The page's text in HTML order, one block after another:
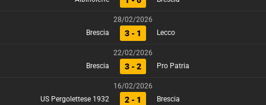
28/02/2026
Brescia
3 - 1 Lecco
22/02/2026
Brescia
3 - 2 Pro Patria
16/02/2026
US Pergolettese 1932
2 - 1 Brescia